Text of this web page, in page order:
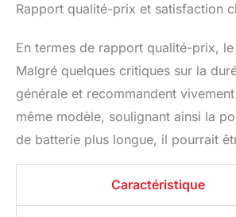
Rapport qualité-prix et satisfaction
En termes de rapport qualité-prix,
Malgré quelques critiques sur la
générale et recommandent
même modèle, soulignant ainsi la
de batterie plus longue, il pourrait
Caractéristique